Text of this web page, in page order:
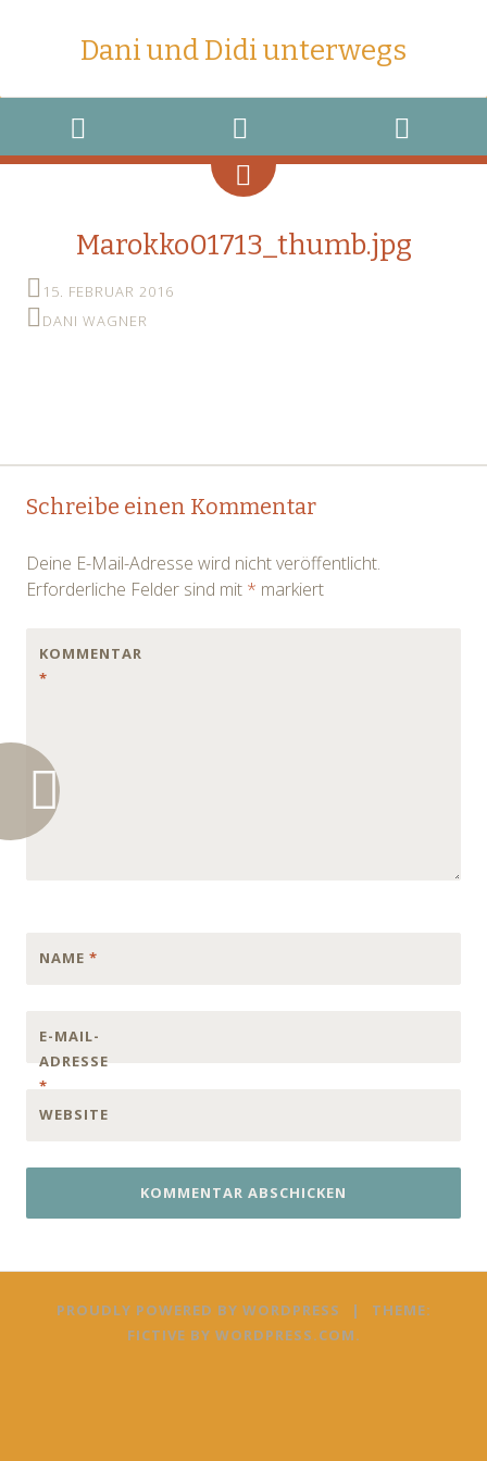
Dani und Didi unterwegs
MENU
WIDGETS
SEARCH
Marokko01713_thumb.jpg
15. FEBRUAR 2016
DANI WAGNER
Post
Schreibe einen Kommentar
Deine E-Mail-Adresse wird nicht veröffentlicht.
Erforderliche Felder sind mit * markiert
KOMMENTAR
*
NAME *
E-MAIL-
ADRESSE
*
WEBSITE
PROUDLY POWERED BY WORDPRESS |
THEME:
FICTIVE BY WORDPRESS.COM.